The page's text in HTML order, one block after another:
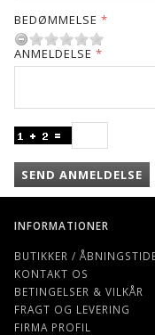
BEDØMMELSE
ANMELDELSE
SEND ANMELDELSE
INFORMATIONER
BUTIKKER /
KONTAKT OS
BETINGELSER & VILKÅR
FRAGT OG LEVERING
FIRMA PROFIL